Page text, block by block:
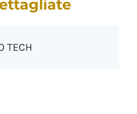
TECH